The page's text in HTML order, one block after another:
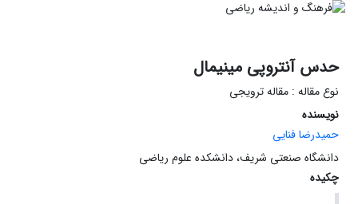
حدس آنتروپی مینیمال
نوع مقاله : مقاله ترویجی
نویسنده
حمیدرضا فنایی
دانشگاه صنعتی شریف، دانشکده علوم ریاضی
چکیده